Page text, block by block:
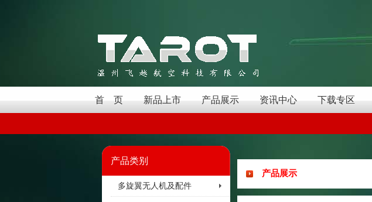
首 页 新品上市 产品展示 资讯中心 下载专区
产品类别
多旋翼无人机及配件
产品展示